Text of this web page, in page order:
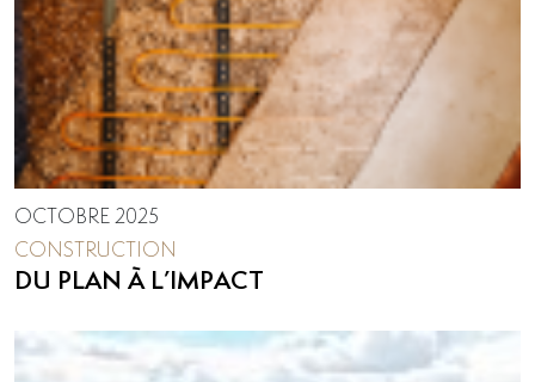
OCTOBRE 2025
CONSTRUCTION
DU PLAN À L’IMPACT